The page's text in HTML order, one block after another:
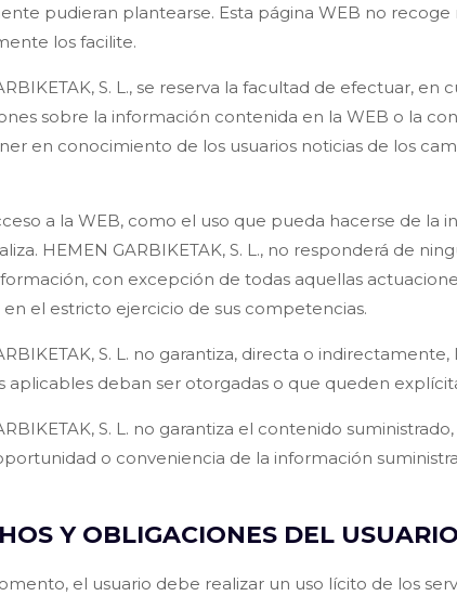
pudieran plantearse. Esta página WEB no
los facilite.
S. L., se reserva la facultad de efectuar,
sobre la información contenida en la WEB o la
en conocimiento de los usuarios noticias de los
a la WEB, como el uso que pueda hacerse de la
HEMEN GARBIKETAK, S. L., no responderá de
con excepción de todas aquellas
el estricto ejercicio de sus competencias.
S. L. no garantiza, directa o
aplicables deban ser otorgadas o que queden
S. L. no garantiza el contenido
o conveniencia de la información
Y OBLIGACIONES DEL
el usuario debe realizar un uso lícito de los